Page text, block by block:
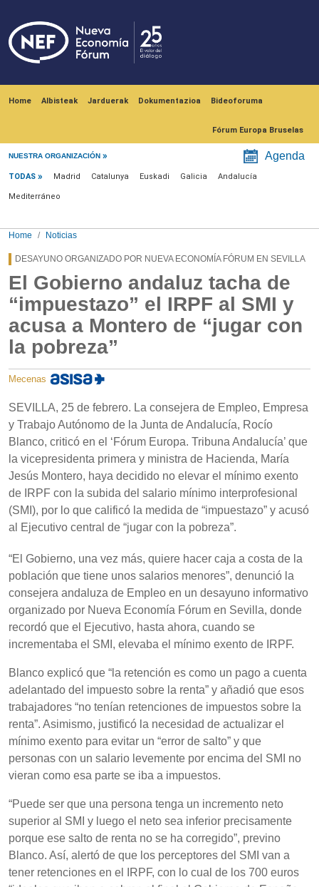
Home Albisteak Jarduerak Dokumentazioa Bideoforuma
Fórum Europa Bruselas
NUESTRA ORGANIZACIÓN Agenda
Menú noticias
TODAS Madrid Catalunya Euskadi Galicia Andalucía
Mediterráneo
Home Noticias
DESAYUNO ORGANIZADO POR NUEVA ECONOMÍA FÓRUM EN SEVILLA
El Gobierno andaluz tacha de
“impuestazo” el IRPF al SMI y
acusa a Montero de “jugar con
la pobreza”
Mecenas
SEVILLA, 25 de febrero. La consejera de Empleo, Empresa
y Trabajo Autónomo de la Junta de Andalucía, Rocío
Blanco, criticó en el ‘Fórum Europa. Tribuna Andalucía’ que
la vicepresidenta primera y ministra de Hacienda, María
Jesús Montero, haya decidido no elevar el mínimo exento
de IRPF con la subida del salario mínimo interprofesional
(SMI), por lo que calificó la medida de “impuestazo” y acusó
al Ejecutivo central de “jugar con la pobreza”.
“El Gobierno, una vez más, quiere hacer caja a costa de la
población que tiene unos salarios menores”, denunció la
consejera andaluza de Empleo en un desayuno informativo
organizado por Nueva Economía Fórum en Sevilla, donde
recordó que el Ejecutivo, hasta ahora, cuando se
incrementaba el SMI, elevaba el mínimo exento de IRPF.
Blanco explicó que “la retención es como un pago a cuenta
adelantado del impuesto sobre la renta” y añadió que esos
trabajadores “no tenían retenciones de impuestos sobre la
renta”. Asimismo, justificó la necesidad de actualizar el
mínimo exento para evitar un “error de salto” y que
personas con un salario levemente por encima del SMI no
vieran como esa parte se iba a impuestos.
“Puede ser que una persona tenga un incremento neto
superior al SMI y luego el neto sea inferior precisamente
porque ese salto de renta no se ha corregido”, previno
Blanco. Así, alertó de que los perceptores del SMI van a
tener retenciones en el IRPF, con lo cual de los 700 euros